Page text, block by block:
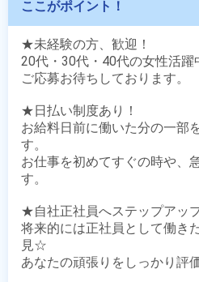
ここがポイント！
★未経験の方、歓迎！
20代・30代・40代の女性活躍
ご応募お待ちしております。
★日払い制度あり！
お給料日前に働いた分の一部
す。
お仕事を初めてすぐの時や、
す。
★自社正社員へステップアッ
将来的には正社員として働き
見☆
あなたの頑張りをしっかり評